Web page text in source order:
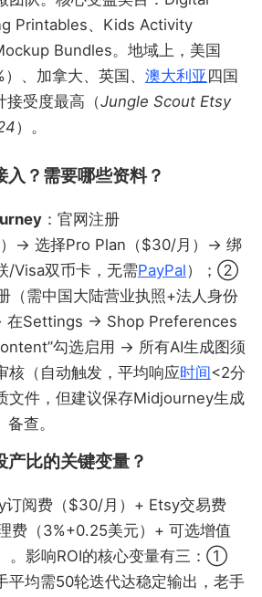
Printables、Kids Activity
Bundles。地域上，美国
、加拿大、英国、 澳大利亚 四国
接受度最高（Jungle Scout Etsy
）。
？需要哪些资料？
：官网注册
）→ 选择Pro Plan（$30/月）→ 绑
/Visa双币卡，无需PayPal）；②
（需中国大陆营业执照+法人身份
在Settings → Shop Preferences
勾选启用 → 所有AI生成图须
核（自动触发，平均响应时间<2分
文件，但建议保存Midjourney生成
查。
比的关键变量？
阅费（$30/月）+ Etsy交易费
费（3%+0.25美元）+ 可选增值
。影响ROI的核心变量有三：①
平均需50轮迭代达稳定输出，老手